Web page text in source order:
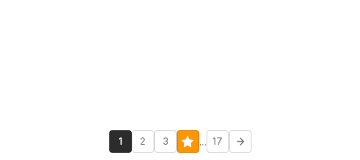
1 2 3 ... 17